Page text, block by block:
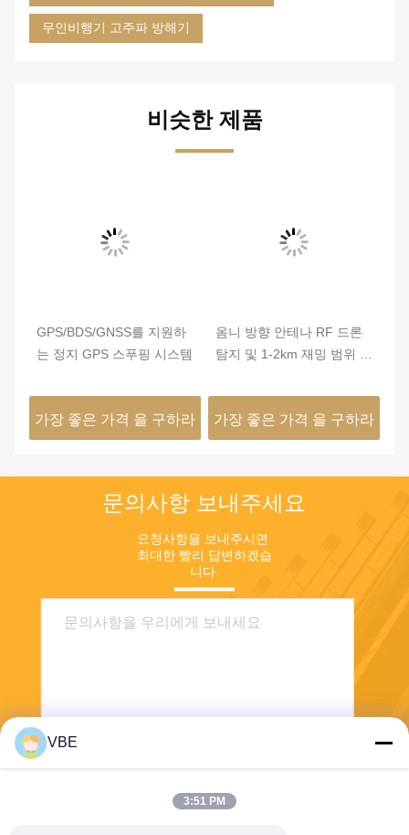
무인비행기 고주파 방해기
비슷한 제품
GPS/BDS/GNSS를 지원하
는 정지 GPS 스푸핑 시스템
가장 좋은 가격 을 구하라
옴니 방향 안테나 RF 드론
탐지 및 1-2km 재밍 범위 안
가장 좋은 가격 을 구하라
문의사항 보내주세요
요청사항을 보내주시면
최대한 빨리 답변하겠습
니다.
VBE
3:51 PM